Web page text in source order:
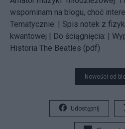
wspominam na blogu, choć
Tematycznie: | Spis notek z
kwantowej | Do ściągnięcia: |
Historia The Beatles (pdf)
Nowości od
Udostępnij